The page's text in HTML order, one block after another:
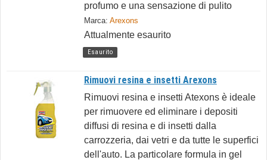
profumo e una sensazione di pulito
Marca: Arexons
Attualmente esaurito
Esaurito
Rimuovi resina e insetti Arexons
Rimuovi resina e insetti Atexons è ideale
per rimuovere ed eliminare i depositi
diffusi di resina e di insetti dalla
carrozzeria, dai vetri e da tutte le superfici
dell'auto. La particolare formula in gel